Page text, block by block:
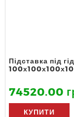
Підставка під
74520.00
КУПИТИ